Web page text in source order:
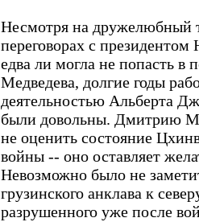
Несмотря на дружелюбный
переговорах с
едва ли могла не попасть в
Медведева, долгие годы
деятельностью Альберта
были довольны. Дмитрию
не оценить состояние
войны -- оно оставляет
Невозможно было не
грузинского анклава к
разрушенного уже после